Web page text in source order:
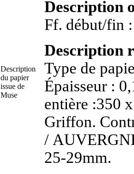
Description
du papier
issue de
Muse
Description
Description
Type de
Épaisseur :
entière :350
Griffon.
/
25-29mm.